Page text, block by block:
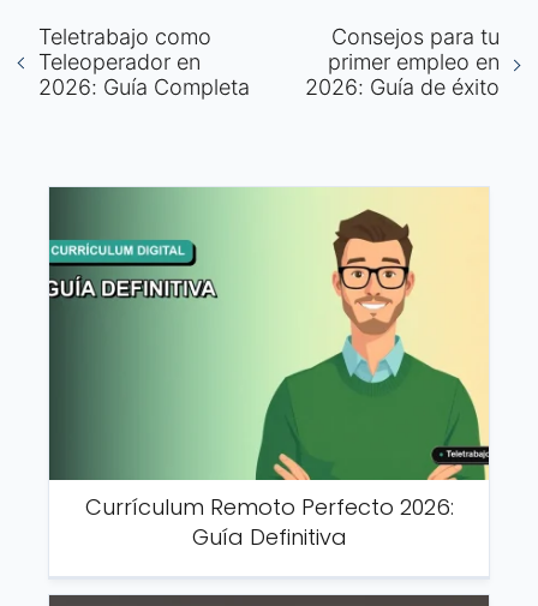
Teletrabajo como
Teleoperador en
2026: Guía Completa
Consejos para tu
primer empleo en
2026: Guía de éxito
Currículum Remoto Perfecto 2026:
Guía Definitiva